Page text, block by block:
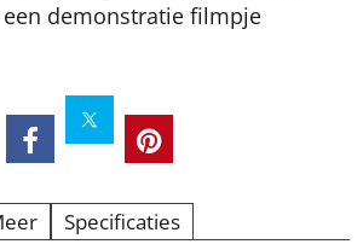
demonstratie filmpje
Specificaties